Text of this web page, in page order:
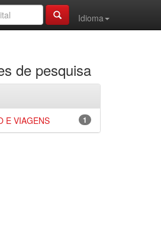
Idioma
de pesquisa
1
E VIAGENS